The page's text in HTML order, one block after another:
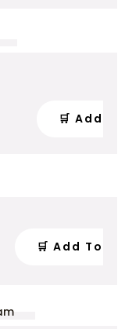
🛒 Add
🛒 Add To